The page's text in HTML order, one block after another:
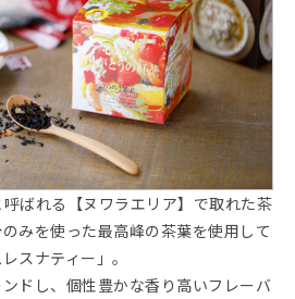
呼ばれる【ヌワラエリア】で取れた茶
みを使った最高峰の茶葉を使用して
スナティー」。
ドし、個性豊かな香り高いフレーバ